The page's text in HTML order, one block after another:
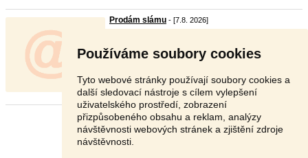
Používáme soubory cookies
Tyto webové stránky používají soubory cookies a
další sledovací nástroje s cílem vylepšení
uživatelského prostředí, zobrazení
přizpůsobeného obsahu a reklam, analýzy
návštěvnosti webových stránek a zjištění zdroje
návštěvnosti.
Prodám slámu - [7.8. 2026]
Dohodou
Stránka: 1 2 3 Další